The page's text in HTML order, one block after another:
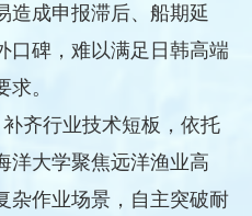
造成申报滞后、船期延
口碑，难以满足日韩高端
。
齐行业技术短板，依托
洋大学聚焦远洋渔业高
杂作业场景，自主突破耐